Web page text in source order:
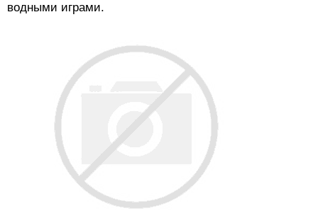
водными играми.